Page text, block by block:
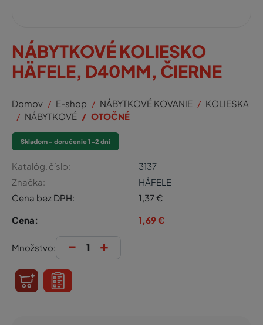
NÁBYTKOVÉ KOLIESKO
HÄFELE, D40MM, ČIERNE
Domov E-shop NÁBYTKOVÉ KOVANIE
KOLIESKA
NÁBYTKOVÉ
OTOČNÉ
Skladom - doručenie 1-2 dni
Katalóg. číslo:
3137
Značka:
HÄFELE
Cena bez DPH:
1,37€
Cena:
1,69€
Množstvo: - +